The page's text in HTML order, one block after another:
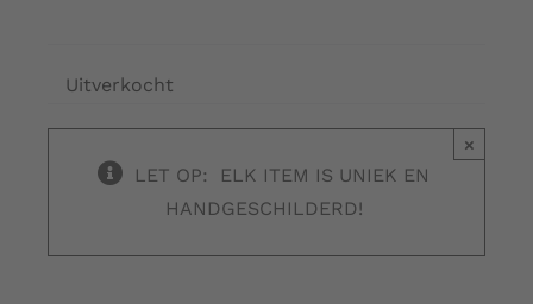
Uitverkocht
×
LET OP: ELK ITEM IS UNIEK EN
HANDGESCHILDERD!